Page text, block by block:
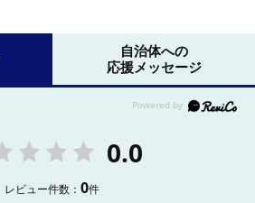
自治体への
応援メッセージ
0.0
レビュー件数：0件